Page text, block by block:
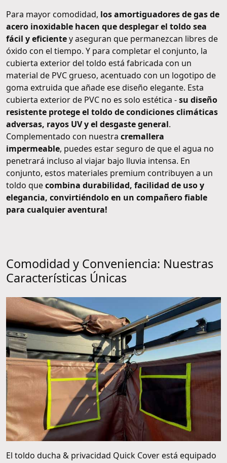
Para mayor comodidad, los amortiguadores de gas de
acero inoxidable hacen que desplegar el toldo sea
fácil y eficientey aseguran que permanezcan libres de
óxido con el tiempo. Y para completar el conjunto, la
cubierta exterior del toldo está fabricada con un
material de PVC grueso, acentuado con un logotipo de
goma extruida que añade ese diseño elegante. Esta
cubierta exterior de PVC no es solo estética -su diseño
resistente protege el toldo de condiciones climáticas
adversas, rayos UV y el desgaste general.
Complementado con nuestra cremallera
impermeable, puedes estar seguro de que el agua no
penetrará incluso al viajar bajo lluvia intensa. En
conjunto, estos materiales premium contribuyen a un
toldo quecombina durabilidad, facilidad de uso y
elegancia, convirtiéndolo en un compañero fiable
para cualquier aventura!
Comodidad y Conveniencia: Nuestras
Características Únicas
El toldo ducha & privacidad Quick Cover está equipado